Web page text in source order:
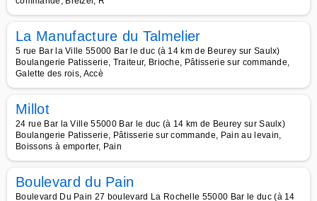
La Manufacture du Talmelier
5 rue Bar la Ville 55000 Bar le duc (à 14 km de Beurey sur Saulx)
Boulangerie Patisserie, Traiteur, Brioche, Pâtisserie sur commande,
Galette des rois, Accè
Millot
24 rue Bar la Ville 55000 Bar le duc (à 14 km de Beurey sur Saulx)
Boulangerie Patisserie, Pâtisserie sur commande, Pain au levain,
Boissons à emporter, Pain
Boulevard du Pain
Boulevard Du Pain 27 boulevard La Rochelle 55000 Bar le duc (à 14